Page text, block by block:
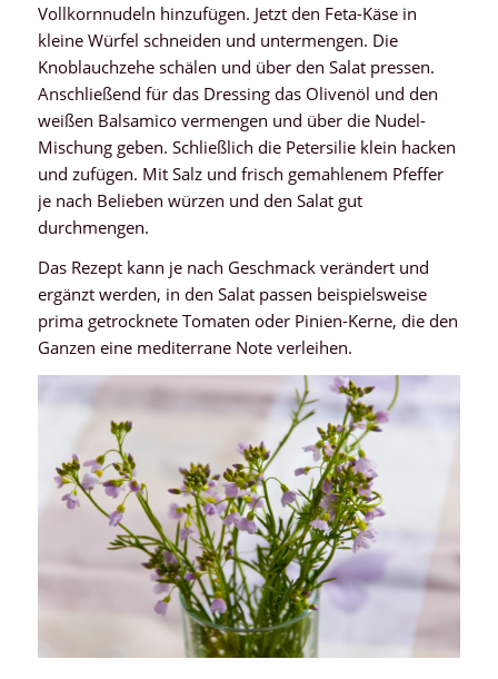
Vollkornnudeln hinzufügen. Jetzt den Feta-Käse in
kleine Würfel schneiden und untermengen. Die
Knoblauchzehe schälen und über den Salat pressen.
Anschließend für das Dressing das Olivenöl und den
weißen Balsamico vermengen und über die Nudel-
Mischung geben. Schließlich die Petersilie klein hacken
und zufügen. Mit Salz und frisch gemahlenem Pfeffer
je nach Belieben würzen und den Salat gut
durchmengen.
Das Rezept kann je nach Geschmack verändert und
ergänzt werden, in den Salat passen beispielsweise
prima getrocknete Tomaten oder Pinien-Kerne, die den
Ganzen eine mediterrane Note verleihen.